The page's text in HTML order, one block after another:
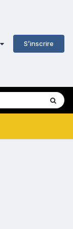
S’inscrire